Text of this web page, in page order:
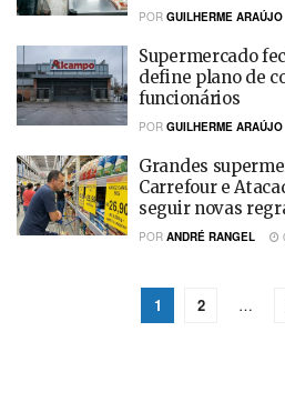
POR GUILHERME ARAÚJO
Supermercado
define plano de
funcionários
POR GUILHERME ARAÚJO
Grandes
Carrefour e
seguir novas
POR ANDRÉ RANGEL
1 2 …